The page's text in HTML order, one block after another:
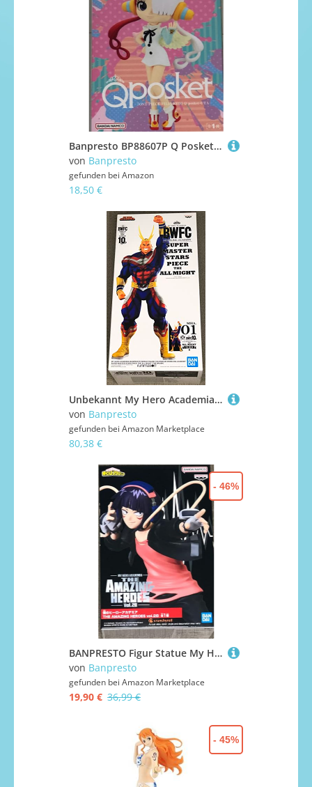
Banpresto BP88607P Q Posket Uta Figur, One Piece Film Red, 14 cm, Mehrfarbig
von Banpresto
gefunden bei Amazon
18,50 €
Unbekannt My Hero Academia – Master Stars Stück – All Might 'Brush' – 31 cm
von Banpresto
gefunden bei Amazon Marketplace
80,38 €
BANPRESTO Figur Statue My Hero Academia Kyoka Jiro – The Amazing Heroes Vol.28 - Höhe 13cm - Mehrfarbig
von Banpresto
gefunden bei Amazon Marketplace
19,90 € 36,99 €
- 46%
- 45%